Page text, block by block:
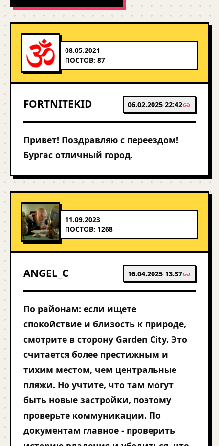
08.05.2021
ПОСТОВ: 87
FORTNITEKID 06.02.2025 22:42
Привет! Поздравляю с переездом!
Бургас отличный город.
11.09.2023
ПОСТОВ: 1268
ANGEL_C 16.04.2025 13:37
По районам: если ищете
спокойствие и близость к природе,
смотрите в сторону Garden City. Это
считается более престижным и
тихим местом, чем центральные
пляжи. Но учтите, что там могут
быть новые застройки, поэтому
проверьте коммуникации. По
документам главное - проверить